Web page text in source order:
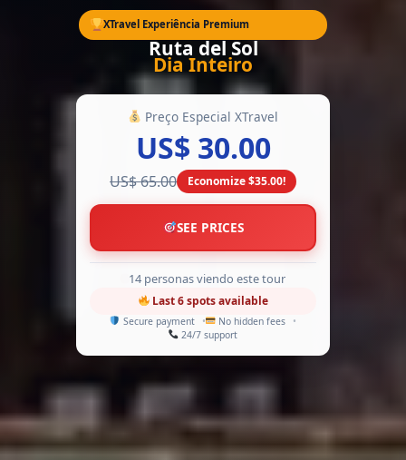
XTravel Experiência PremiumEXCLUSIVO
Ruta del Sol
Dia Inteiro
Preço Especial XTravel
US$ 30.00
-54%
US$ 65.00 Economize $35.00!
SEE PRICES
11 personas viendo este tour
Last 6 spots available
Secure payment
No hidden fees
24/7 support